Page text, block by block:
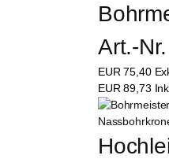
Art.-
EUR75,40
EUR89,73